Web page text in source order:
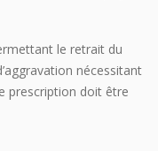
le retrait du
nécessitant
prescription doit être